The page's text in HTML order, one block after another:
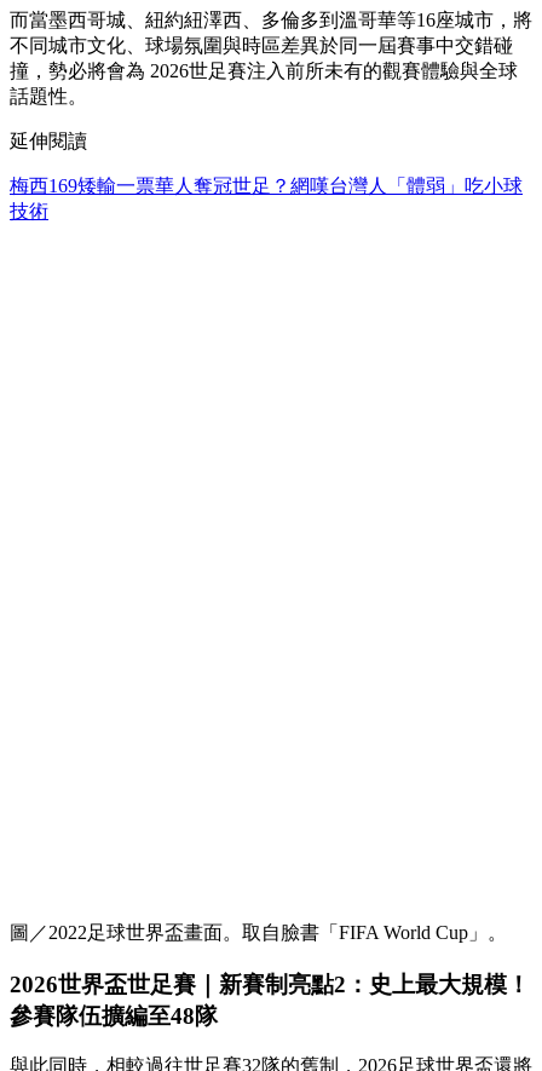
而當墨西哥城、紐約紐澤西、多倫多到溫哥華等16座城市，將
不同城市文化、球場氛圍與時區差異於同一屆賽事中交錯碰
撞，勢必將會為 2026世足賽注入前所未有的觀賽體驗與全球
話題性。
延伸閱讀
梅西169矮輸一票華人奪冠世足？網嘆台灣人「體弱」吃小球
技術
圖／2022足球世界盃畫面。取自臉書「FIFA World Cup」。
2026世界盃世足賽｜新賽制亮點2：史上最大規模！
參賽隊伍擴編至48隊
與此同時，相較過往世足賽32隊的舊制，2026足球世界盃還將